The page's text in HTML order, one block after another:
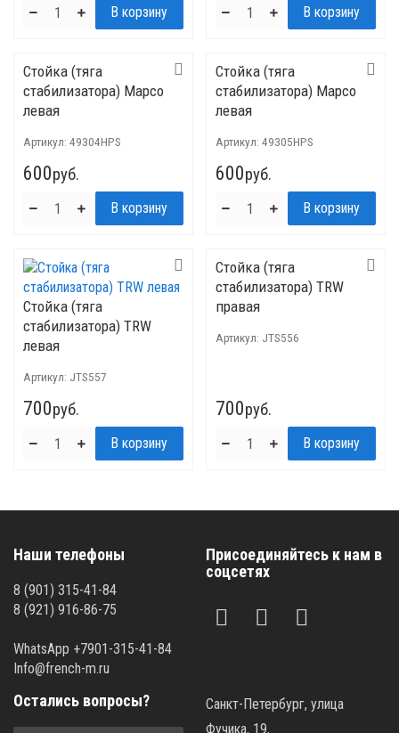
Стойка (тяга
стабилизатора) Mapco
левая
Артикул: 49304HPS
600руб.
Стойка (тяга
стабилизатора) Mapco
левая
Артикул: 49305HPS
600руб.
Стойка (тяга
стабилизатора) TRW
левая
Артикул: JTS557
700руб.
Стойка (тяга
стабилизатора) TRW
правая
Артикул: JTS556
700руб.
Наши телефоны
8 (901) 315-41-84
8 (921) 916-86-75
WhatsApp +7901-315-41-84
Info@french-m.ru
Присоединяйтесь к нам в
соцсетях
Остались вопросы?
Санкт-Петербург, улица
Фучика, 19,